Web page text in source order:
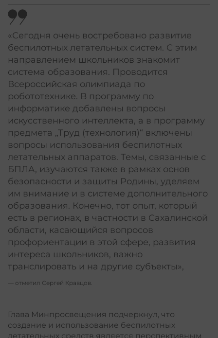
«Сегодня очень востребовано развитие
беспилотных летательных систем. С этим
направлением школьников знакомит
система образования. Проводится
Всероссийская олимпиада по
робототехнике. В программу по
информатике добавлены вопросы
искусственного интеллекта, а в программу
предмета „Труд (технология)“ включены
вопросы использования беспилотных
летательных аппаратов. Темы, связанные с
БПЛА, изучаются также в рамках основ
безопасности и защиты Родины, уделяем
им внимание и в системе дополнительного
образования. Конечно, тот опыт, который
есть в регионах, в частности в Сахалинской
области, касающийся вопросов
профориентации в этой сфере, развития
интереса школьников, важно
транслировать и на другие субъекты»,
— отметил Сергей Кравцов.
Глава Минпросвещения подчеркнул, что
создание и использование беспилотных
летательных средств является перспективным